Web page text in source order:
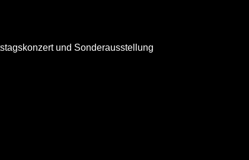
und Sonderausstellung